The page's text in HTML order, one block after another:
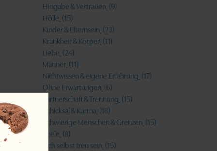
Hingabe & Vertrauen (9)
Hölle (15)
Kinder & Elternsein (23)
Krankheit & Körper (11)
Liebe (24)
Männer (11)
Nichtwissen & eigene Erfahrung (17)
Ohne Erwartungen (6)
Partnerschaft & Trennung (15)
Schicksal & Karma (18)
Schwierige Menschen & Grenzen (15)
Seele (8)
Sich selbst treu sein (15)